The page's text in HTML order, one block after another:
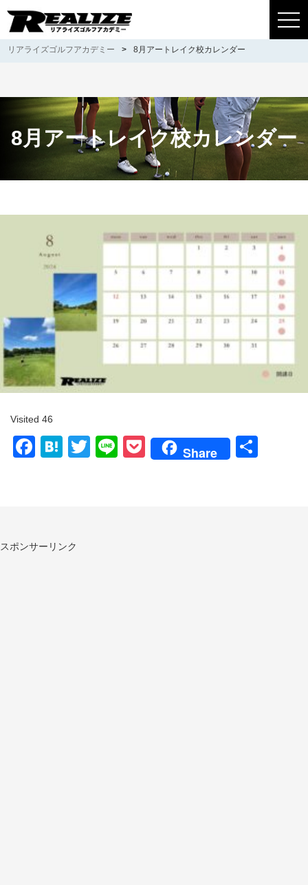
リアライズゴルフアカデミー > 8月アートレイク校カレンダー
8月アートレイク校カレンダー
Visited 46
Facebook
Hatena
Twitter
LinePocket
Share
スポンサーリンク